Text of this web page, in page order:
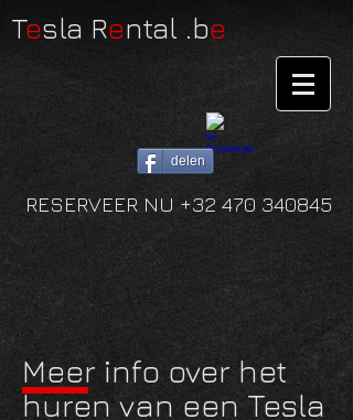
RESERVEER NU +32 470 340845
delen
Tesla Rental .be
Meer info over het
huren van een Tesla